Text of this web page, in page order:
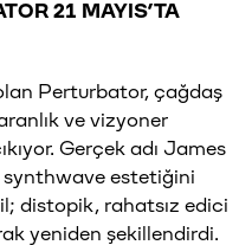
21 MAYIS’TA
Perturbator, çağdaş
ve vizyoner
Gerçek adı James
synthwave estetiğini
distopik, rahatsız edici
yeniden şekillendirdi.